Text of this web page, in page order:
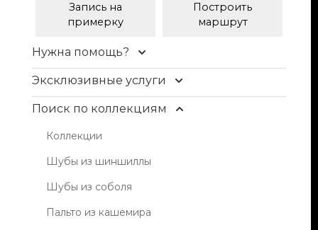
Запись на
примерку
Построить
маршрут
Нужна помощь?
Контакты
Доставка и оплата
FAQ
Условия продажи
Блог
Эксклюзивные услуги
Уход и чистка меха
Рестайлинг меха
Хранение шуб
Пошив изделий
Индивидуальный пошив одежды из кожи,
Поиск по коллекциям
Коллекции
Шубы из шиншиллы
Шубы из соболя
Пальто из кашемира